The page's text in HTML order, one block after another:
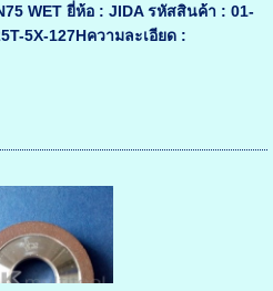
WET ยี่ห้อ : JIDA รหัสสินค้า : 01-
5X-127Hความละเอียด :